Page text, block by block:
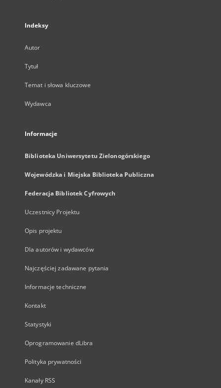
Indeksy
Autor
Tytuł
Temat i słowa kluczowe
Wydawca
Informacje
Biblioteka Uniwersytetu Zielonogórskiego
Wojewódzka i Miejska Biblioteka Publiczna
Federacja Bibliotek Cyfrowych
Uczestnicy Projektu
Opis projektu
Dla autorów i wydawców
Najczęściej zadawane pytania
Informacje techniczne
Kontakt
Statystyki
Oprogramowanie dLibra
Polityka prywatności
Kanały RSS